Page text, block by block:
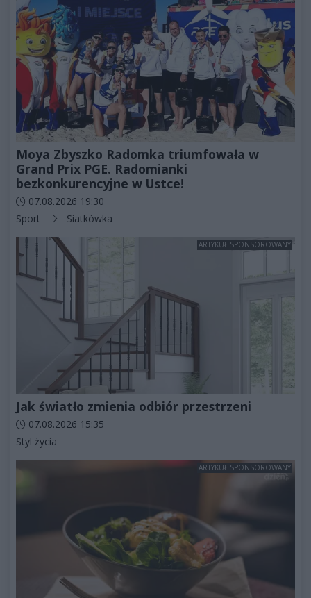
Moya Zbyszko Radomka triumfowała w
Grand Prix PGE. Radomianki
bezkonkurencyjne w Ustce!
Data dodania artykułu:
07.08.2026 19:30
Kategorie artykułu:
Sport Siatkówka
ARTYKUŁ SPONSOROWANY
Jak światło zmienia odbiór przestrzeni
Data dodania artykułu:
07.08.2026 15:35
Kategorie artykułu:
Styl życia
ARTYKUŁ SPONSOROWANY